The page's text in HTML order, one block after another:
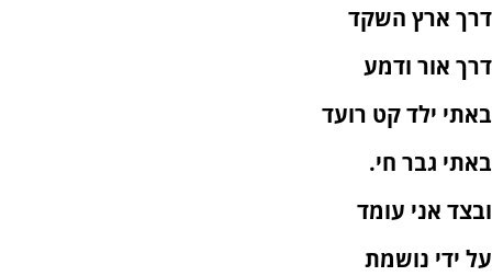
דרך ארץ השקד
דרך אור ודמע
באתי ילד קט רועד
באתי גבר חי.
ובצד אני עומד
על ידי נושמת